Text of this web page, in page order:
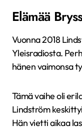
Elämää
Vuonna 2018
Yleisradiosta.
hänen vaimonsa
Tämä vaihe oli
Lindström
Hän vietti aikaa